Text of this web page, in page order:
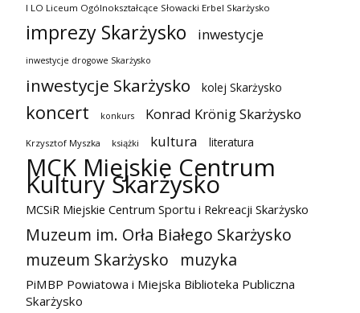
I LO Liceum Ogólnokształcące Słowacki Erbel Skarżysko
imprezy Skarżysko inwestycje
inwestycje drogowe Skarżysko
inwestycje Skarżysko kolej Skarżysko
koncert konkurs Konrad Krönig Skarżysko
Krzysztof Myszka książki kultura literatura
MCK Miejskie Centrum
Kultury Skarżysko
MCSiR Miejskie Centrum Sportu i Rekreacji Skarżysko
Muzeum im. Orła Białego Skarżysko
muzeum Skarżysko
muzyka
PiMBP Powiatowa i Miejska Biblioteka Publiczna
Skarżysko